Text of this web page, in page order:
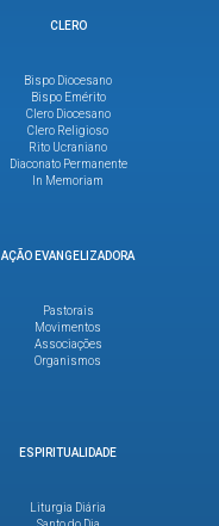
CLERO
Bispo Diocesano
Bispo Emérito
Clero Diocesano
Clero Religioso
Rito Ucraniano
Diaconato Permanente
In Memoriam
AÇÃO EVANGELIZADORA
Pastorais
Movimentos
Associações
Organismos
ESPIRITUALIDADE
Liturgia Diária